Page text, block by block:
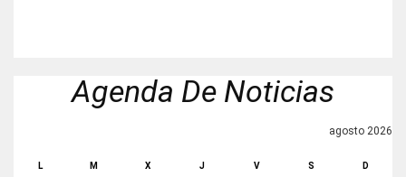
Agenda De Noticias
agosto 2026
L M X J V S D